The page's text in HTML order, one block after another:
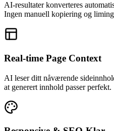
AI-resultater konverteres
Ingen manuell kopiering og
Real-time Page Context
AI leser ditt nåværende
at generert innhold passer perfekt.